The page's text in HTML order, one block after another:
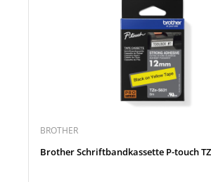
BROTHER
Brother Schriftbandkassette P-touch